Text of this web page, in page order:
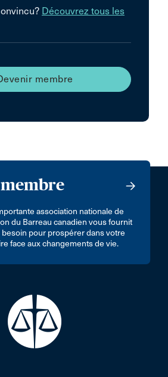
Découvrez tous les
membre
association nationale de
du Barreau canadien vous fournit
pour prospérer dans votre
face aux changements de vie.